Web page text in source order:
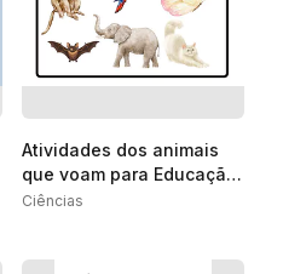
Atividades dos animais
que voam para Educação
Infantil
Ciências